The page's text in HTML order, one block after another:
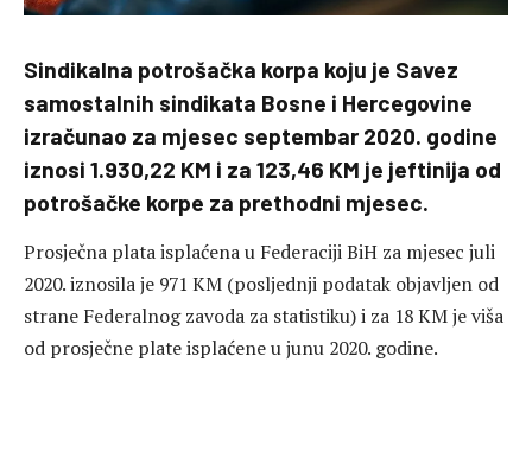
Sindikalna potrošačka korpa koju je Savez
samostalnih sindikata Bosne i Hercegovine
izračunao za mjesec septembar 2020. godine
iznosi 1.930,22 KM i za 123,46 KM je jeftinija od
potrošačke korpe za prethodni mjesec.
Prosječna plata isplaćena u Federaciji BiH za mjesec juli
2020. iznosila je 971 KM (posljednji podatak objavljen od
strane Federalnog zavoda za statistiku) i za 18 KM je viša
od prosječne plate isplaćene u junu 2020. godine.